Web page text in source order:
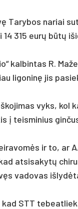
Ta­ry­bos na­riai
315 eurų būtų
kal­bin­tas R.
li­go­ninę jis
vyks, kol
į teis­mi­nius
ir to, ar
at­si­sa­kytų
va­do­vas
kad STT